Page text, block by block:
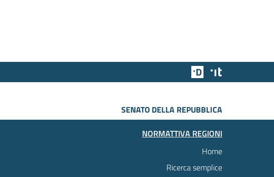
Team Digitale
SENATO DELLA REPUBBLICA
NORMATTIVA REGIONI
Home
Ricerca semplice